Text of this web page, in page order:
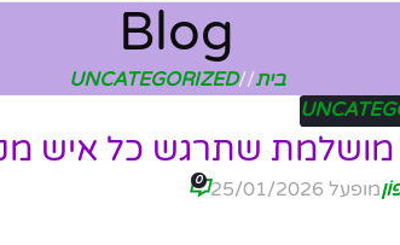
Blog
בית/
UNCATEGORIZED
שתרגש כל איש
מופעל 25/01/2026 0